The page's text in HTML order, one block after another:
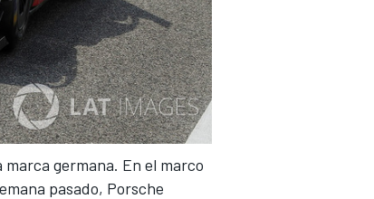
germana. En el marco
pasado, Porsche